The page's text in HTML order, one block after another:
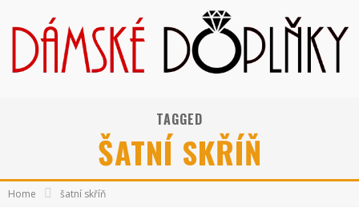
TAGGED
ŠATNÍ SKŘÍŇ
Home šatní skříň